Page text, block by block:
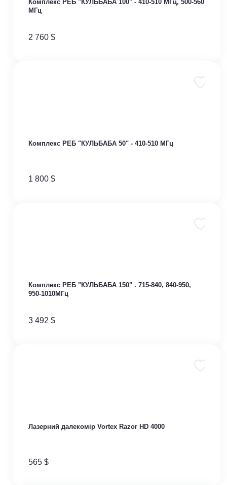
Комплекс РЕБ "КУЛЬБАБА 100" - 410-510 МГц, 500-560
МГц
2 760 $
Комплекс РЕБ "КУЛЬБАБА 50" - 410-510 МГц
1 800 $
Комплекс РЕБ "КУЛЬБАБА 150" . 715-840, 840-950,
950-1010МГц
3 492 $
Лазерний далекомір Vortex Razor HD 4000
565 $